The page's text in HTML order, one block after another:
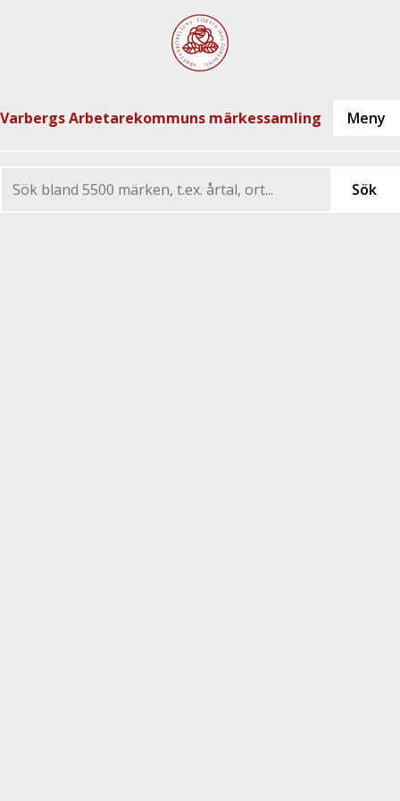
Varbergs Arbetarekommuns märkessamling